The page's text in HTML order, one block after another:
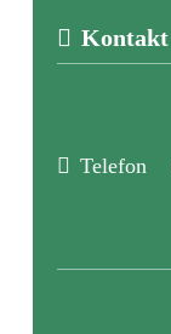
Kontakt
Telefon